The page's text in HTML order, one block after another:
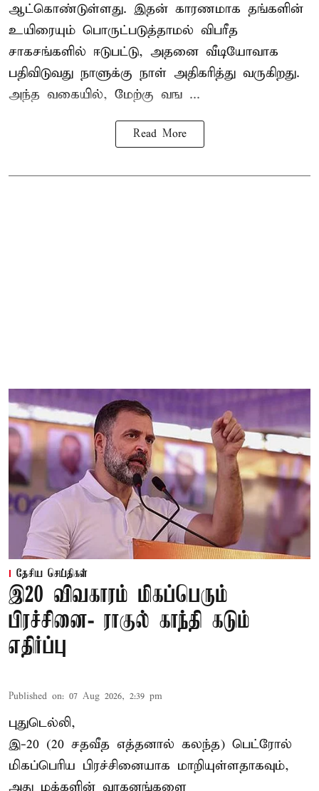
ஆட்கொண்டுள்ளது. இதன் காரணமாக தங்களின்
உயிரையும் பொருட்படுத்தாமல் விபரீத
சாகசங்களில் ஈடுபட்டு, அதனை வீடியோவாக
பதிவிடுவது நாளுக்கு நாள் அதிகரித்து வருகிறது.
அந்த வகையில், மேற்கு வங ...
Read More
தேசிய செய்திகள்
இ20 விவகாரம் மிகப்பெரும்
பிரச்சினை- ராகுல் காந்தி கடும்
எதிர்ப்பு
Published on: 07 Aug 2026, 2:39 pm
புதுடெல்லி,
இ-20 (20 சதவீத எத்தனால் கலந்த) பெட்ரோல்
மிகப்பெரிய பிரச்சினையாக மாறியுள்ளதாகவும்,
அது மக்களின் வாகனங்களை